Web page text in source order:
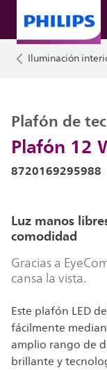
Iluminación
Plafón 12
Plafón de
8720169295988
Luz manos
comodidad
Gracias a
cansa la vista.
Este plafón LED
fácilmente
amplio rango de
brillante y